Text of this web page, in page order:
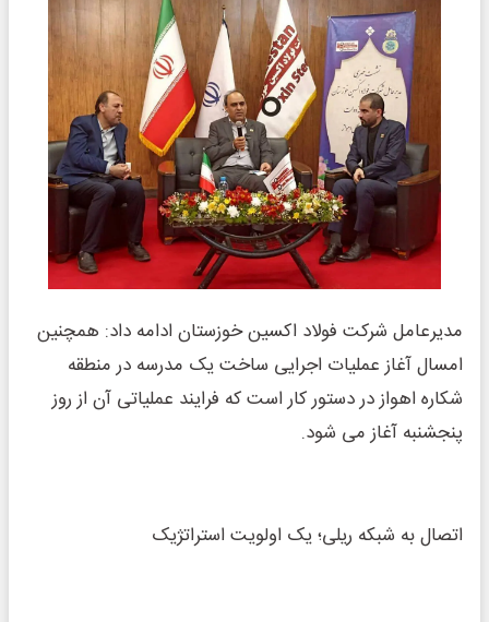
مدیرعامل شرکت فولاد اکسین خوزستان ادامه داد: همچنین
امسال آغاز عملیات اجرایی ساخت یک مدرسه در منطقه
شکاره اهواز در دستور کار است که فرایند عملیاتی آن از روز
پنجشنبه آغاز می شود.
اتصال به شبکه ریلی؛ یک اولویت استراتژیک